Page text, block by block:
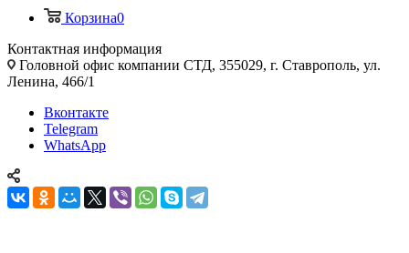
Корзина0
Контактная информация
Головной офис компании СТД, 355029, г. Ставрополь, ул.
Ленина, 466/1
Вконтакте
Telegram
WhatsApp